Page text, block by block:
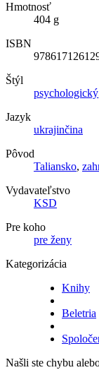
Hmotnosť
404 g
ISBN
Štýl
psychologický
Jazyk
ukrajinčina
Pôvod
Taliansko,
Vydavateľstvo
KSD
Pre koho
pre ženy
Kategorizácia
Knihy
Beletria
Našli ste chybu